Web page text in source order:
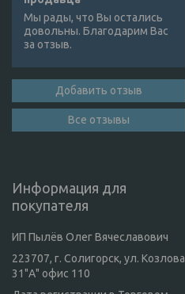
Мы рады, что Вы остались
довольны. Благодарим Вас
за отзыв.
Добавить отзыв
Все отзывы
Информация для
покупателя
ИП Пылёв Олег Вячеславович
223707, г. Солигорск, ул. Козлова
31"А" офис 110